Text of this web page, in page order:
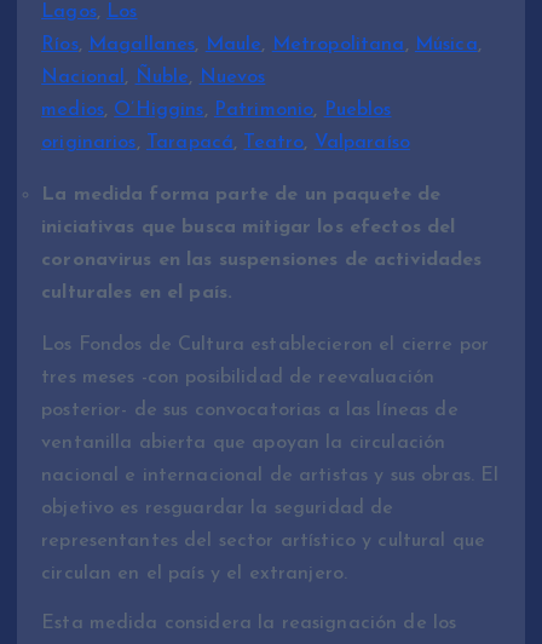
Lagos, Los
Ríos, Magallanes, Maule, Metropolitana, Música,
Nacional , Ñuble,
Nuevos
medios, O’Higgins, Patrimonio,
Pueblos
originarios, Tarapacá, Teatro, Valparaíso
La medida forma parte de un paquete de
iniciativas que busca mitigar los efectos del
coronavirus en las suspensiones de actividades
culturales en el país.
Los Fondos de Cultura establecieron el cierre por
tres meses -con posibilidad de reevaluación
posterior- de sus convocatorias a las líneas de
ventanilla abierta que apoyan la circulación
nacional e internacional de artistas y sus obras. El
objetivo es resguardar la seguridad de
representantes del sector artístico y cultural que
circulan en el país y el extranjero.
Esta medida considera la reasignación de los